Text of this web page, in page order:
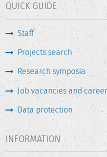
QUICK GUIDE
Staff
Projects search
Research symposia
Job vacancies and
Data protection
INFORMATION